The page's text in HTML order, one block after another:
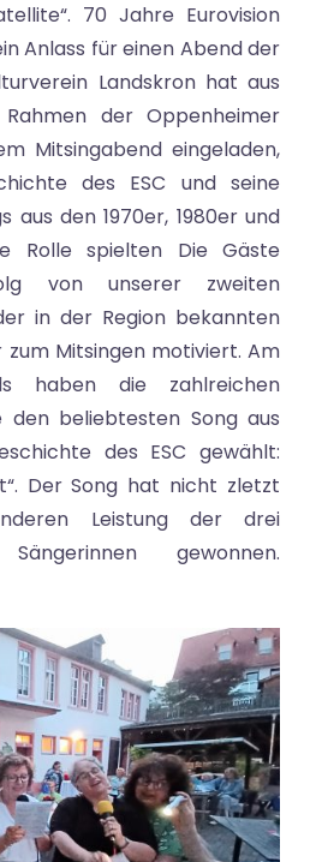
70 Jahre Eurovision
Anlass für einen Abend der
Landskron hat aus
der Oppenheimer
Mitsingabend eingeladen,
des ESC und seine
aus den 1970er, 1980er und
Rolle spielten Die Gäste
von unserer zweiten
in der Region bekannten
zum Mitsingen motiviert. Am
haben die zahlreichen
den beliebtesten Song aus
des ESC gewählt:
Der Song hat nicht zletzt
Leistung der drei
gewonnen.